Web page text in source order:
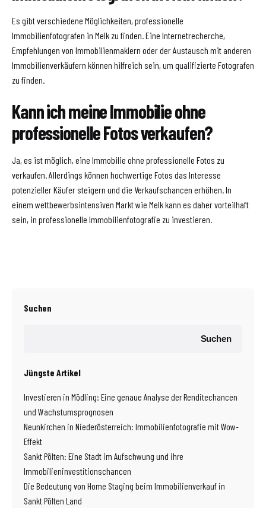
Es gibt verschiedene Möglichkeiten, professionelle
Immobilienfotografen in Melk zu finden. Eine Internetrecherche,
Empfehlungen von Immobilienmaklern oder der Austausch mit anderen
Immobilienverkäufern können hilfreich sein, um qualifizierte Fotografen
zu finden.
Kann ich meine Immobilie ohne
professionelle Fotos verkaufen?
Ja, es ist möglich, eine Immobilie ohne professionelle Fotos zu
verkaufen. Allerdings können hochwertige Fotos das Interesse
potenzieller Käufer steigern und die Verkaufschancen erhöhen. In
einem wettbewerbsintensiven Markt wie Melk kann es daher vorteilhaft
sein, in professionelle Immobilienfotografie zu investieren.
Suchen
Suchen
Jüngste Artikel
Investieren in Mödling: Eine genaue Analyse der Renditechancen
und Wachstumsprognosen
Neunkirchen in Niederösterreich: Immobilienfotografie mit Wow-
Effekt
Sankt Pölten: Eine Stadt im Aufschwung und ihre
Immobilieninvestitionschancen
Die Bedeutung von Home Staging beim Immobilienverkauf in
Sankt Pölten Land